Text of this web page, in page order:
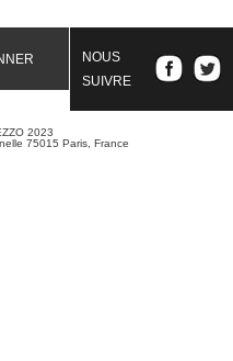
NOUS
SUIVRE
2023
75015 Paris, France